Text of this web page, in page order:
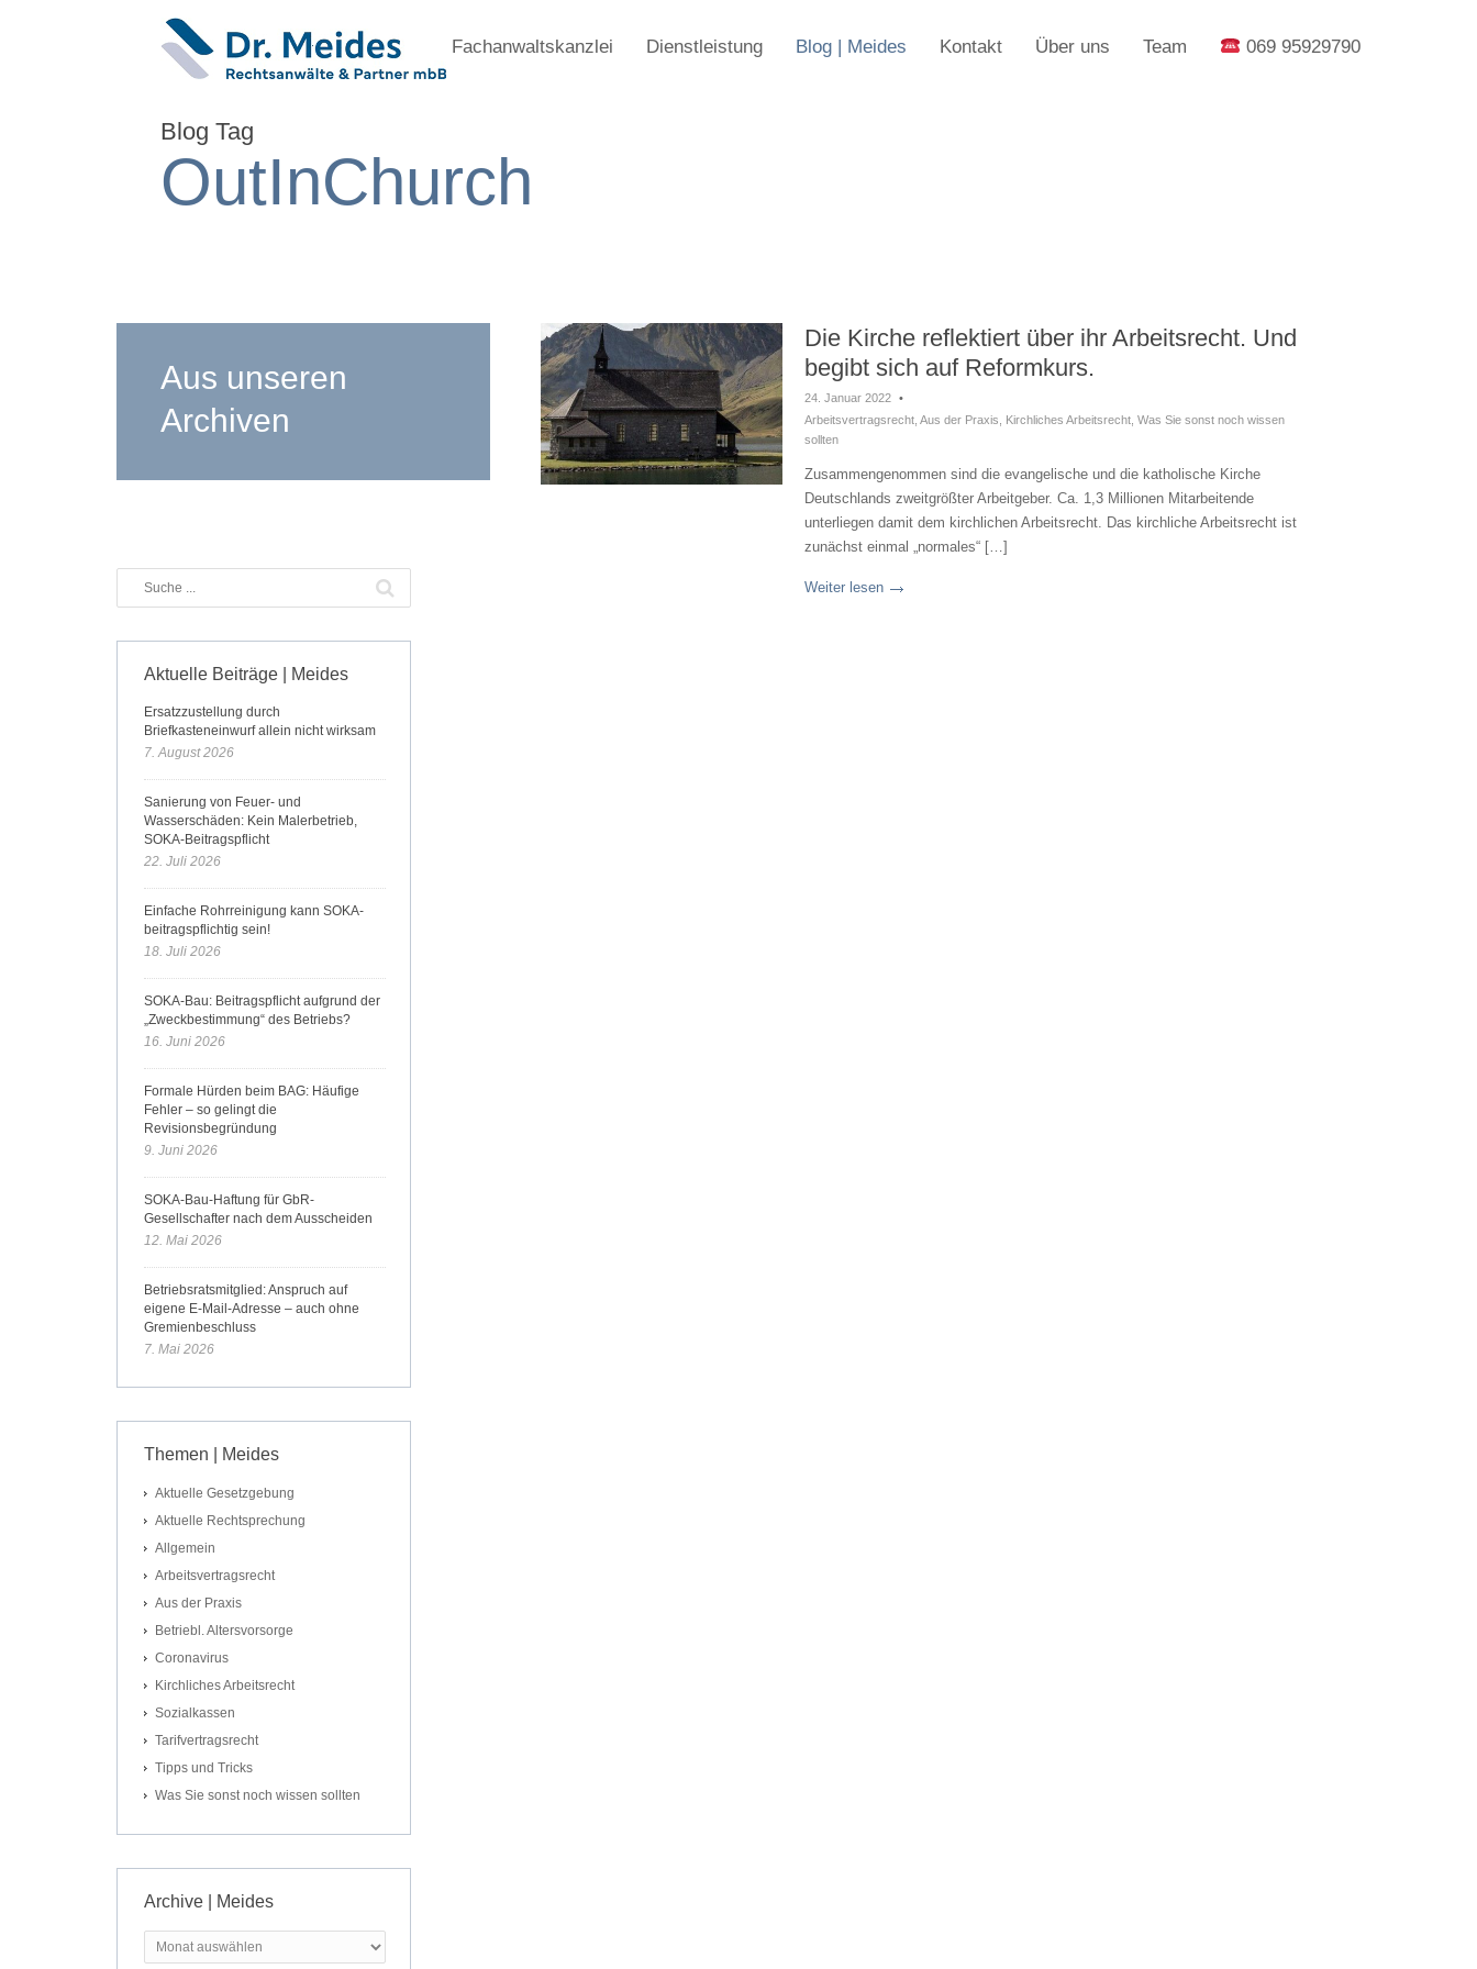
Fachanwaltskanzlei Dienstleistung Blog | Meides Kontakt Über uns Team 069 95929790
Blog Tag
OutInChurch
Aus unseren
Archiven
Die Kirche reflektiert über ihr Arbeitsrecht. Und
begibt sich auf Reformkurs.
24. Januar 2022 •
Arbeitsvertragsrecht Aus der Praxis Kirchliches Arbeitsrecht Was Sie sonst noch wissen
sollten
Zusammengenommen sind die evangelische und die katholische Kirche
Deutschlands zweitgrößter Arbeitgeber. Ca. 1,3 Millionen Mitarbeitende
unterliegen damit dem kirchlichen Arbeitsrecht. Das kirchliche Arbeitsrecht ist
zunächst einmal „normales“ […]
Weiter lesen
Aktuelle Beiträge | Meides
Ersatzzustellung durch
Briefkasteneinwurf allein nicht wirksam
7. August 2026
Sanierung von Feuer- und
Wasserschäden: Kein Malerbetrieb,
SOKA-Beitragspflicht
22. Juli 2026
Einfache Rohrreinigung kann SOKA-
beitragspflichtig sein!
18. Juli 2026
SOKA-Bau: Beitragspflicht aufgrund der
„Zweckbestimmung“ des Betriebs?
16. Juni 2026
Formale Hürden beim BAG: Häufige
Fehler – so gelingt die
Revisionsbegründung
9. Juni 2026
SOKA-Bau-Haftung für GbR-
Gesellschafter nach dem Ausscheiden
12. Mai 2026
Betriebsratsmitglied: Anspruch auf
eigene E-Mail-Adresse – auch ohne
Gremienbeschluss
7. Mai 2026
Themen | Meides
Aktuelle Gesetzgebung
Aktuelle Rechtsprechung
Allgemein
Arbeitsvertragsrecht
Aus der Praxis
Betriebl. Altersvorsorge
Coronavirus
Kirchliches Arbeitsrecht
Sozialkassen
Tarifvertragsrecht
Tipps und Tricks
Was Sie sonst noch wissen sollten
Archive | Meides
Archive
|